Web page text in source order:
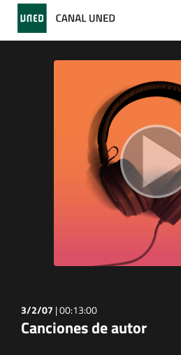
3/2/07 |00:13:00
Canciones de autor